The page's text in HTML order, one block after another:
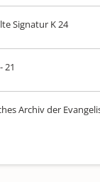
Signatur K 24
21
Archiv der